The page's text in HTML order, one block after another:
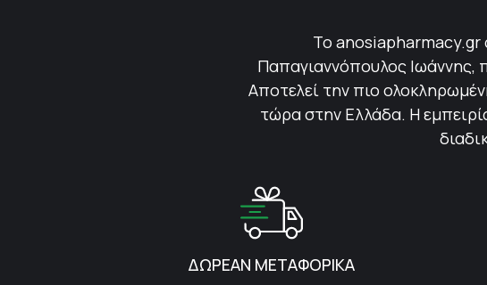
Το anosiapharmacy.gr
Παπαγιαννόπουλος Ιωάννης,
Αποτελεί την πιο
τώρα στην Ελλάδα. Η
ΔΩΡΕΑΝ ΜΕΤΑΦΟΡΙΚΑ